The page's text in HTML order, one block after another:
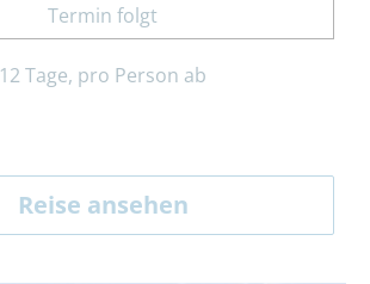
Termin folgt
12 Tage, pro Person ab
Reise ansehen